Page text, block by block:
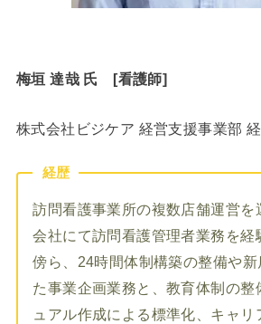
梅垣 達哉 氏 [看護師]
株式会社ビジケア 経営支援事業部
経歴
訪問看護事業所の複数店舗運営を
会社にて訪問看護管理者業務を経
傍ら、24時間体制構築の整備や新
た事業企画業務と、教育体制の整
ュアル作成による標準化、キャリ